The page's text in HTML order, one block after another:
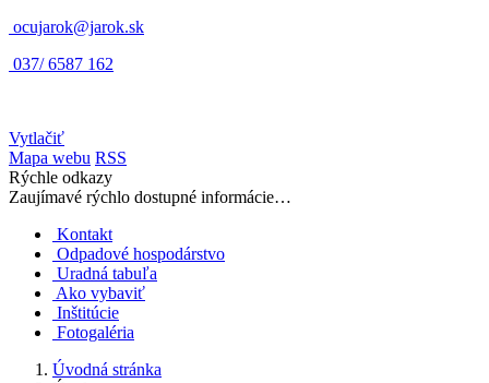
ocujarok@jarok.sk
037/ 6587 162
Vytlačiť
Mapa webu RSS
Rýchle odkazy
Zaujímavé rýchlo dostupné informácie…
Kontakt
Odpadové hospodárstvo
Uradná tabuľa
Ako vybaviť
Inštitúcie
Fotogaléria
Úvodná stránka